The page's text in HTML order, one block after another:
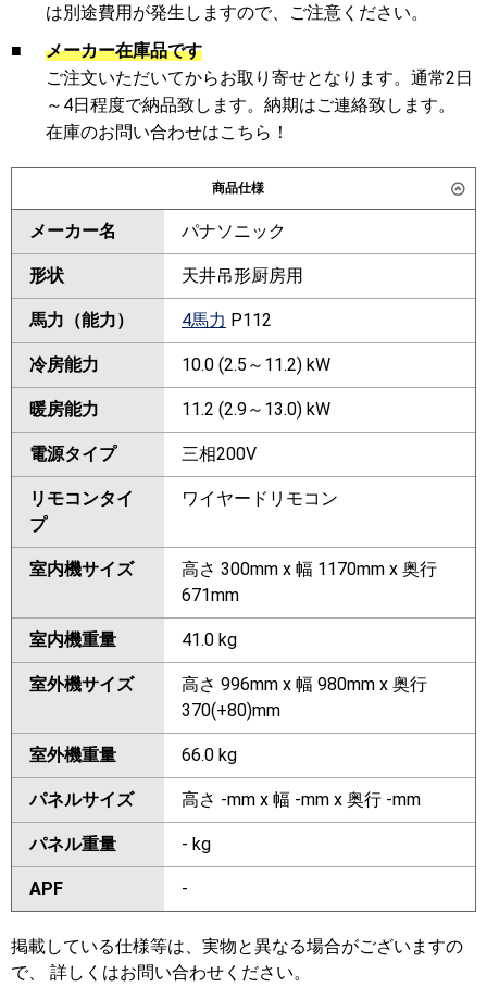
は別途費用が発生しますので、ご注意ください。
■
メーカー在庫品です
ご注文いただいてからお取り寄せとなります。通常2日
～4日程度で納品致します。納期はご連絡致します。
在庫のお問い合わせはこちら！
商品仕様
メーカー名 パナソニック
形状 天井吊形厨房用
馬力（能力） 4馬力 P112
冷房能力 10.0 (2.5～11.2) kW
暖房能力 11.2 (2.9～13.0) kW
電源タイプ 三相200V
リモコンタイ
プ
ワイヤードリモコン
室内機サイズ
高さ 300mm x 幅 1170mm x 奥行
671mm
室内機重量 41.0 kg
室外機サイズ
高さ 996mm x 幅 980mm x 奥行
370(+80)mm
室外機重量 66.0 kg
パネルサイズ 高さ -mm x 幅 -mm x 奥行 -mm
パネル重量 - kg
APF -
掲載している仕様等は、実物と異なる場合がございますの
で、 詳しくはお問い合わせください。